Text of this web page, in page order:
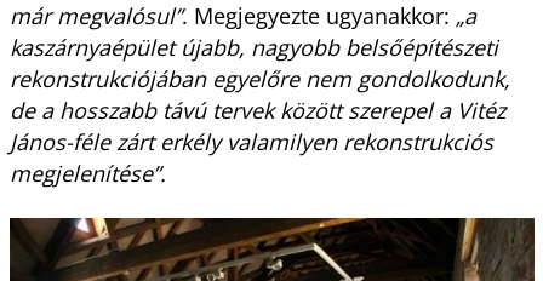
már megvalósul”. Megjegyezte ugyanakkor: „a
kaszárnyaépület újabb, nagyobb belsőépítészeti
rekonstrukciójában egyelőre nem gondolkodunk,
de a hosszabb távú tervek között szerepel a Vitéz
János-féle zárt erkély valamilyen rekonstrukciós
megjelenítése”.